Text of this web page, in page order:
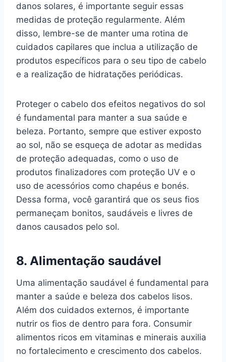
danos solares, é importante seguir essas
medidas de proteção regularmente. Além
disso, lembre-se de manter uma rotina de
cuidados capilares que inclua a utilização de
produtos específicos para o seu tipo de cabelo
e a realização de hidratações periódicas.
Proteger o cabelo dos efeitos negativos do sol
é fundamental para manter a sua saúde e
beleza. Portanto, sempre que estiver exposto
ao sol, não se esqueça de adotar as medidas
de proteção adequadas, como o uso de
produtos finalizadores com proteção UV e o
uso de acessórios como chapéus e bonés.
Dessa forma, você garantirá que os seus fios
permaneçam bonitos, saudáveis e livres de
danos causados pelo sol.
8. Alimentação saudável
Uma alimentação saudável é fundamental para
manter a saúde e beleza dos cabelos lisos.
Além dos cuidados externos, é importante
nutrir os fios de dentro para fora. Consumir
alimentos ricos em vitaminas e minerais auxilia
no fortalecimento e crescimento dos cabelos.